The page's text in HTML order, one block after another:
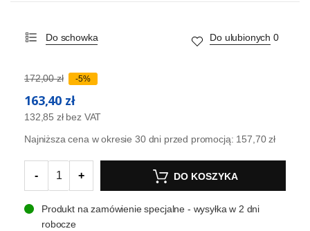
Do schowka Do ulubionych 0
172,00 zł -5%
163,40 zł
132,85 zł bez VAT
Najniższa cena w okresie 30 dni przed promocją: 157,70 zł
- + DO KOSZYKA
Produkt na zamówienie specjalne - wysyłka w 2 dni
robocze